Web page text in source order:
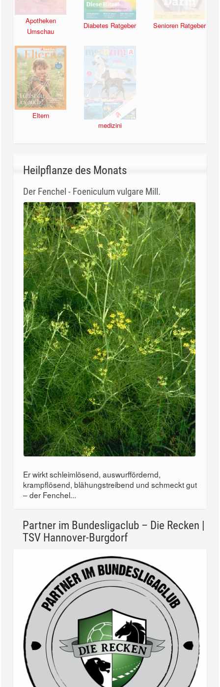
Apotheken
Umschau
Diabetes Ratgeber Senioren Ratgeber
Eltern
medizini
Heilpflanze des Monats
Der Fenchel - Foeniculum vulgare Mill.
Er wirkt schleimlösend, auswurffördernd,
krampflösend, blähungstreibend und schmeckt gut
– der Fenchel...
Partner im Bundesligaclub – Die Recken |
TSV Hannover-Burgdorf